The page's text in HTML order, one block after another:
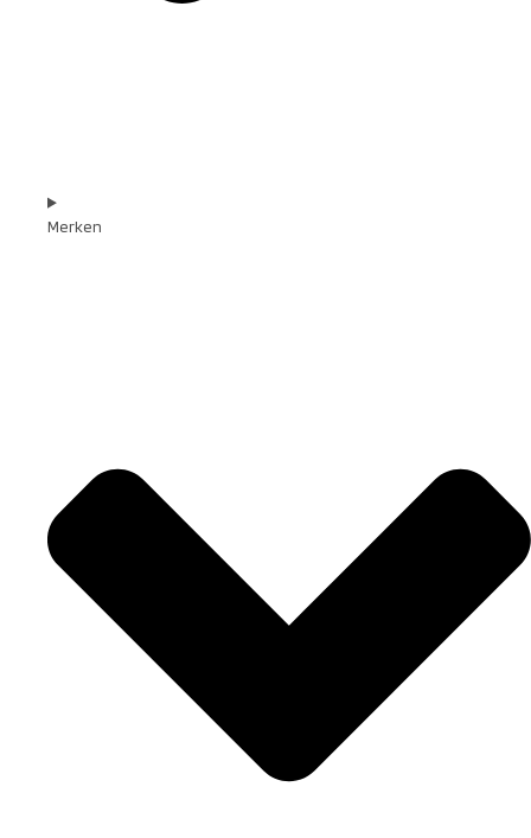
Merken